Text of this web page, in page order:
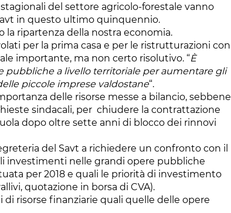
del settore agricolo-forestale vanno
in questo ultimo quinquennio.
ripartenza della nostra economia.
per la prima casa e per le ristrutturazioni con
importante, ma non certo risolutivo. “È
pubbliche a livello territoriale per aumentare gli
piccole imprese valdostane“.
delle risorse messe a bilancio, sebbene
sindacali, per chiudere la contrattazione
dopo oltre sette anni di blocco dei rinnovi
del Savt a richiedere un confronto con il
investimenti nelle grandi opere pubbliche
per 2018 e quali le priorità di investimento
quotazione in borsa di CVA).
di risorse finanziarie quali quelle delle opere